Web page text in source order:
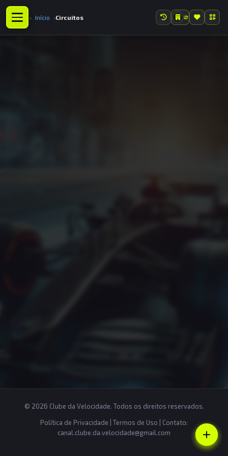
Início Circuitos
© 2026 Clube da Velocidade. Todos os direitos reservados.
Política de Privacidade
Termos de Uso | Contato:
canal.clube.da.velocidade@gmail.com